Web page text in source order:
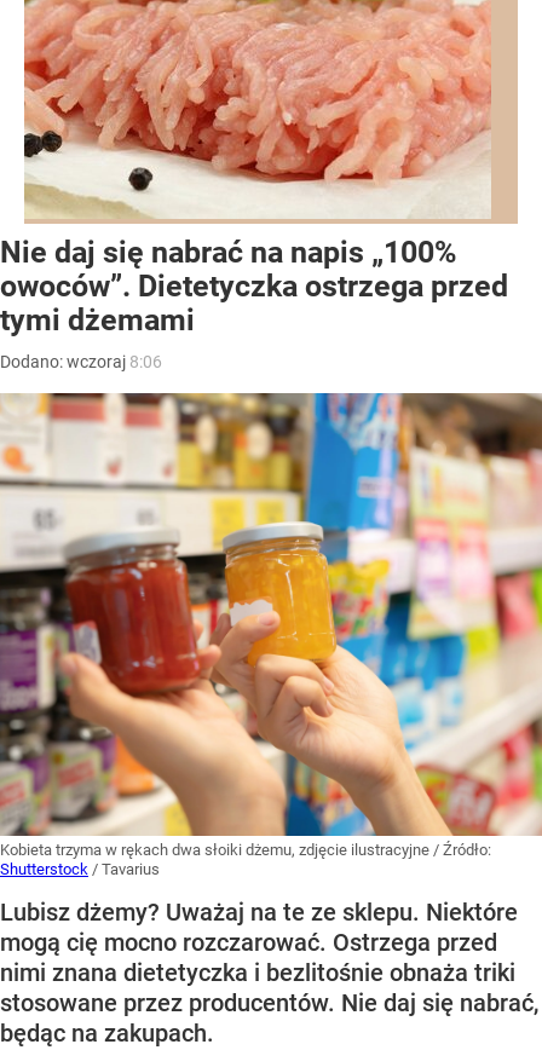
Nie daj się nabrać na napis „100%
owoców”. Dietetyczka ostrzega przed
tymi dżemami
Dodano:wczoraj 8:06
Kobieta trzyma w rękach dwa słoiki dżemu, zdjęcie ilustracyjne / Źródło:
Shutterstock / Tavarius
Lubisz dżemy? Uważaj na te ze sklepu. Niektóre
mogą cię mocno rozczarować. Ostrzega przed
nimi znana dietetyczka i bezlitośnie obnaża triki
stosowane przez producentów. Nie daj się nabrać,
będąc na zakupach.